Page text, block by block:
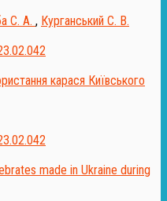
С. А. , Курганський С. В.